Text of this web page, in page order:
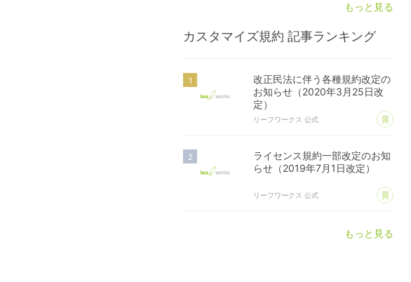
もっと見る
カスタマイズ規約 記事ランキング
改正民法に伴う各種規約改定の
お知らせ（2020年3月25日改
定）
リーフワークス 公式 あ
ライセンス規約一部改定のお知
らせ（2019年7月1日改定）
リーフワークス 公式 あ
もっと見る